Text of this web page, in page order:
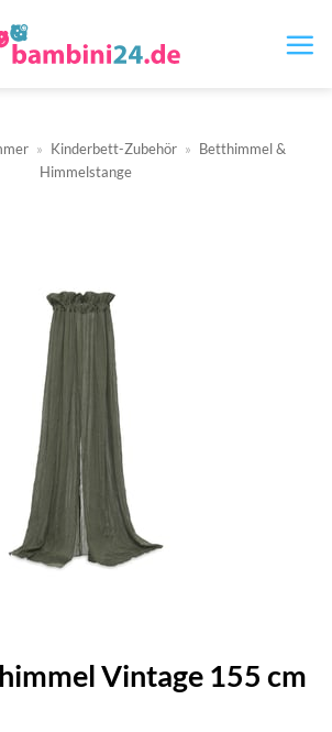
» Kinderbett-Zubehör » Betthimmel &
Himmelstange
Vintage 155 cm